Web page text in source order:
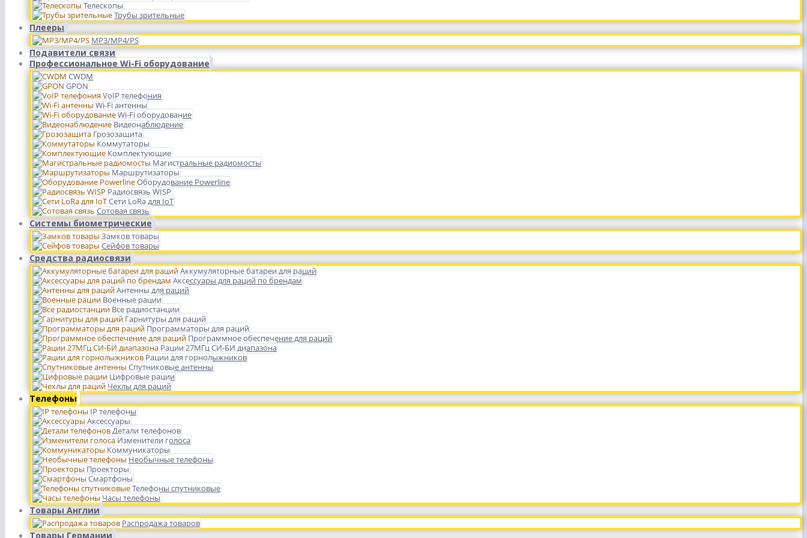
Телескопы
Трубы зрительные
Плееры
MP3/MP4/PS
Подавители связи
Профессиональное Wi-Fi оборудование
CWDM
GPON
VoIP телефония
Wi-Fi антенны
Wi-Fi оборудование
Видеонаблюдение
Грозозащита
Коммутаторы
Комплектующие
Магистральные радиомосты
Маршрутизаторы
Оборудование Powerline
Радиосвязь WISP
Сети LoRa для IoT
Сотовая связь
Системы биометрические
Замков товары
Сейфов товары
Средства радиосвязи
Аккумуляторные батареи для раций
Аксессуары для раций по брендам
Антенны для раций
Военные рации
Все радиостанции
Гарнитуры для раций
Программаторы для раций
Программное обеспечение для раций
Рации 27МГц СИ-БИ диапазона
Рации для горнолыжников
Спутниковые антенны
Цифровые рации
Чехлы для раций
Телефоны
IP телефоны
Аксессуары
Детали телефонов
Изменители голоса
Коммуникаторы
Необычные телефоны
Проекторы
Смартфоны
Телефоны спутниковые
Часы телефоны
Товары Англии
Распродажа товаров
Товары Германии